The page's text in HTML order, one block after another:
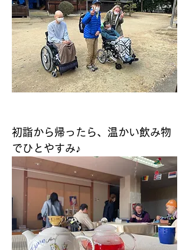
初詣から帰ったら、温かい飲み物
でひとやすみ♪